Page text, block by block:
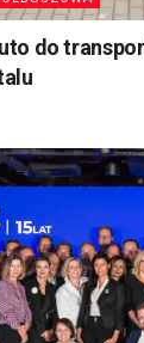
do